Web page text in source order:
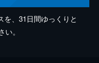
を、31日間ゆっくりと
。